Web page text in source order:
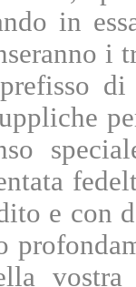
in
i
e con
vostra